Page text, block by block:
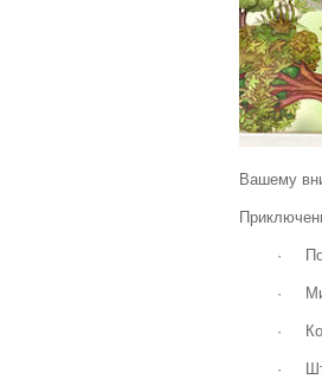
Вашему
·
·
·
·